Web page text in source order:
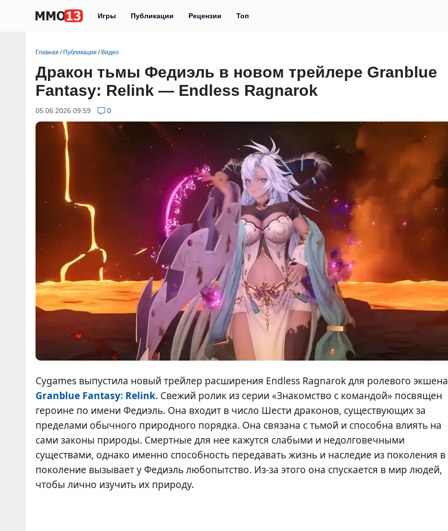
Игры Публикации Рецензии Топ
Главная / Публикации / Видео
Дракон тьмы Федиэль в новом трейлере Granblue
Fantasy: Relink — Endless Ragnarok
05.06.2026 09:59 0
Cygames выпустила новый трейлер расширения Endless Ragnarok для ролевого экшена
Granblue Fantasy: Relink. Свежий ролик из серии «Знакомство с командой» посвящен
героине по имени Федиэль. Она входит в число Шести драконов, существующих за
пределами обычного природного порядка. Она связана с тьмой и способна влиять на
сами законы природы. Смертные для нее кажутся слабыми и недолговечными
существами, однако именно способность передавать жизнь и наследие из поколения в
поколение вызывает у Федиэль любопытство. Из-за этого она спускается в мир людей,
чтобы лично изучить их природу.